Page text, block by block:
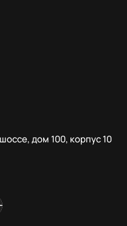
дом 100, корпус 10